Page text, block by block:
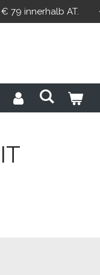
79 innerhalb AT.